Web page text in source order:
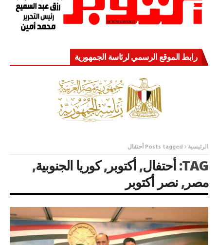
رابط الموقع الرسمي لرئاسة الجمهورية
الرئيسية Posts tagged أحتفال
TAG: أحتفال,أكتوبر,كوريا الجنوبية,
مصر,نصر أكتوبر